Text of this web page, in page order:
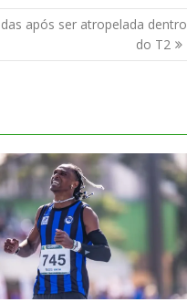
após ser atropelada dentro
do T2